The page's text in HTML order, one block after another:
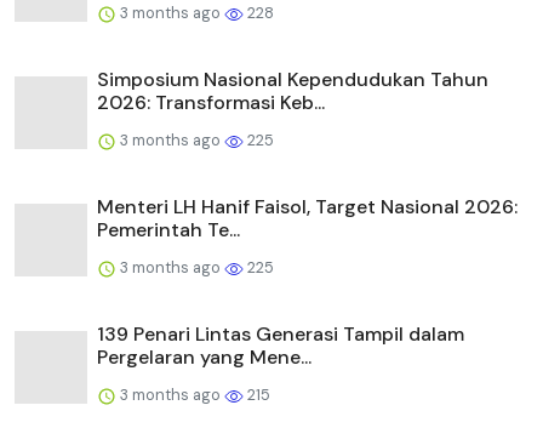
3 months ago 228
Simposium Nasional Kependudukan Tahun
2026: Transformasi Keb...
3 months ago 225
Menteri LH Hanif Faisol, Target Nasional 2026:
Pemerintah Te...
3 months ago 225
139 Penari Lintas Generasi Tampil dalam
Pergelaran yang Mene...
3 months ago 215